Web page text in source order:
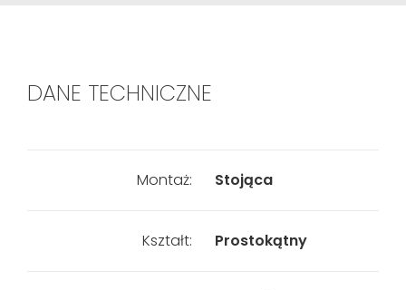
DANE TECHNICZNE
Montaż: Stojąca
Kształt: Prostokątny